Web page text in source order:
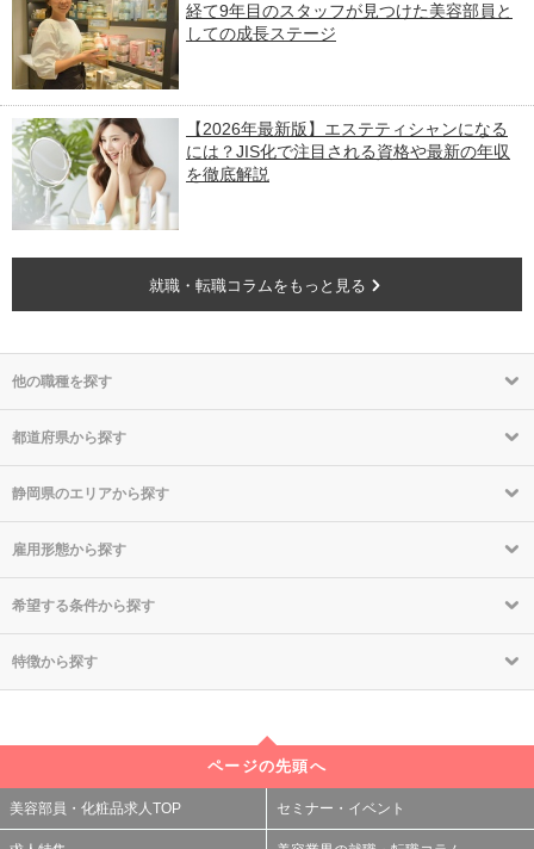
経て9年目のスタッフが見つけた美容部員と
しての成長ステージ
【2026年最新版】エステティシャンになる
には？JIS化で注目される資格や最新の年収
を徹底解説
就職・転職コラムをもっと見る
他の職種を探す
都道府県から探す
静岡県のエリアから探す
雇用形態から探す
希望する条件から探す
特徴から探す
ページの先頭へ
美容部員・化粧品求人TOP セミナー・イベント